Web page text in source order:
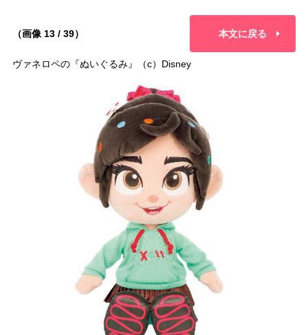
（画像 13 / 39） 本文に戻る
ヴァネロペの『ぬいぐるみ』（c）Disney